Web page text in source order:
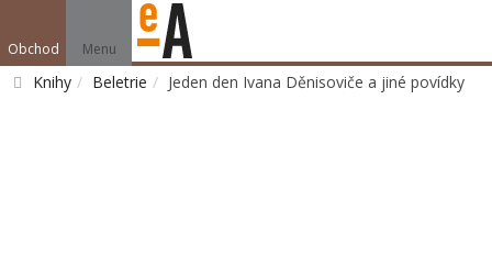
Obchod Menu
Knihy Beletrie Jeden den Ivana Děnisoviče a jiné povídky